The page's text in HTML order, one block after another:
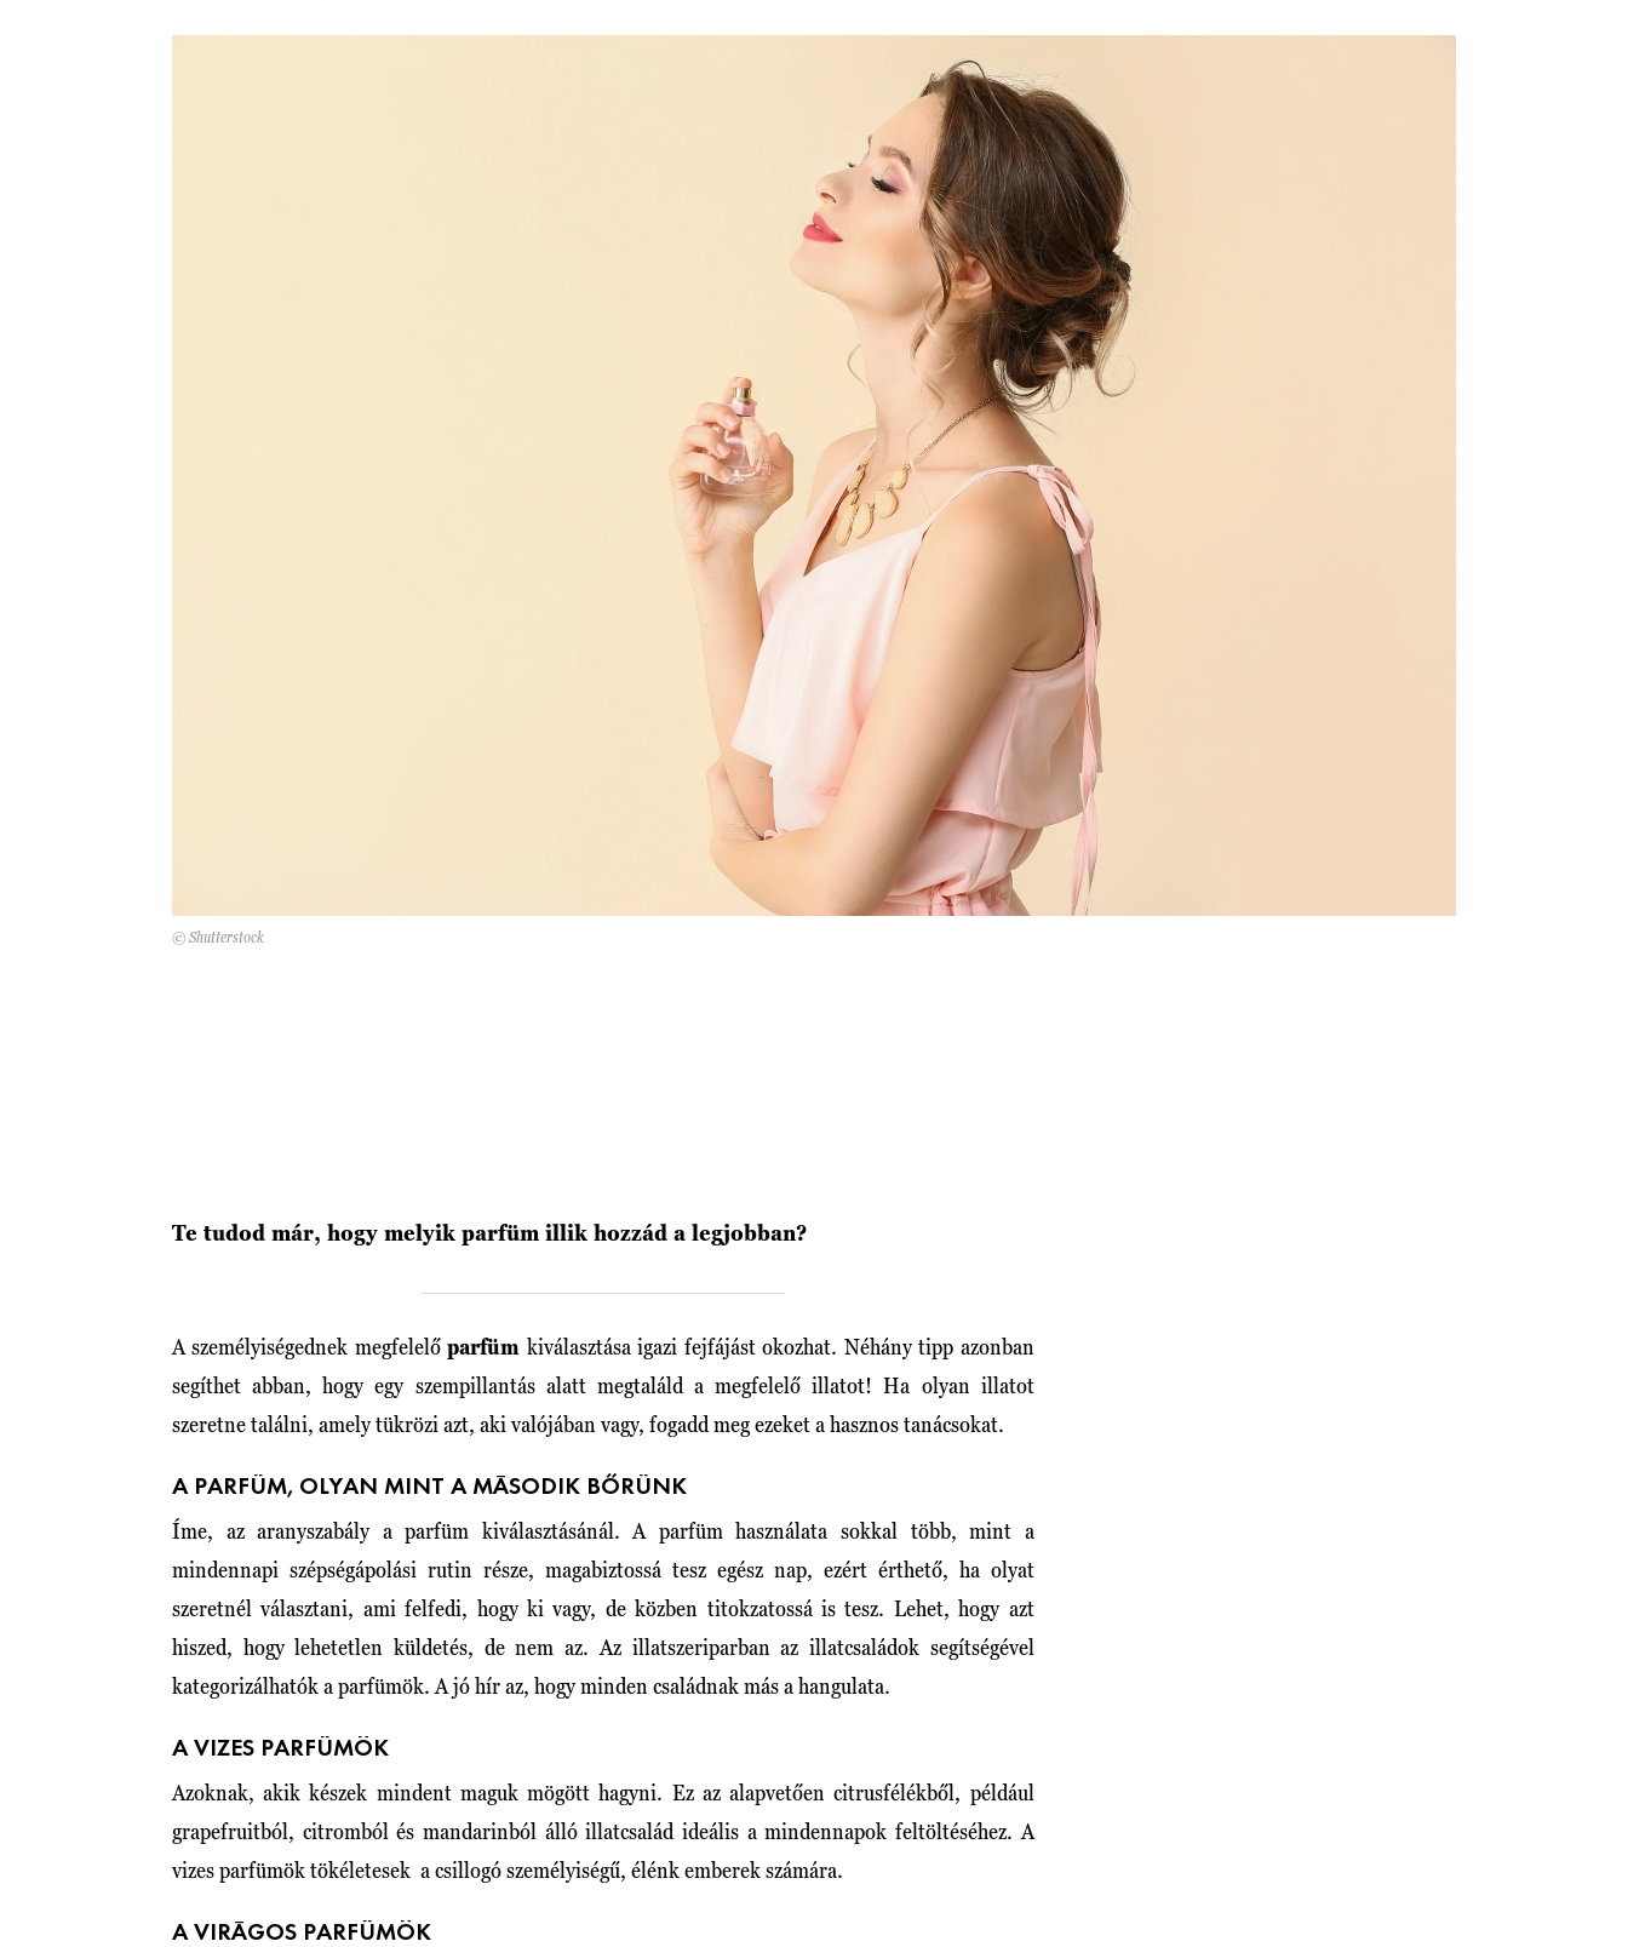
© Shutterstock
Te tudod már, hogy melyik parfüm illik hozzád a legjobban?
A személyiségednek megfelelőparfüm kiválasztása igazi fejfájást okozhat. Néhány tipp azonban
segíthet abban, hogy egy szempillantás alatt megtaláld a megfelelő illatot! Ha olyan illatot
szeretne találni, amely tükrözi azt, aki valójában vagy, fogadd meg ezeket a hasznos tanácsokat.
A PARFÜM, OLYAN MINT A MÁSODIK BŐRÜNK
Íme, az aranyszabály a parfüm kiválasztásánál. A parfüm használata sokkal több, mint a
mindennapi szépségápolási rutin része, magabiztossá tesz egész nap, ezért érthető, ha olyat
szeretnél választani, ami felfedi, hogy ki vagy, de közben titokzatossá is tesz. Lehet, hogy azt
hiszed, hogy lehetetlen küldetés, de nem az. Az illatszeriparban az illatcsaládok segítségével
kategorizálhatók a parfümök. A jó hír az, hogy minden családnak más a hangulata.
A VIZES PARFÜMÖK
Azoknak, akik készek mindent maguk mögött hagyni. Ez az alapvetően citrusfélékből, például
grapefruitból, citromból és mandarinból álló illatcsalád ideális a mindennapok feltöltéséhez. A
vizes parfümök tökéletesek a csillogó személyiségű, élénk emberek számára.
A VIRÁGOS PARFÜMÖK